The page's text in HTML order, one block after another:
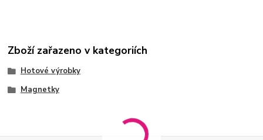
Zboží zařazeno v kategoriích
Hotové výrobky
Magnetky